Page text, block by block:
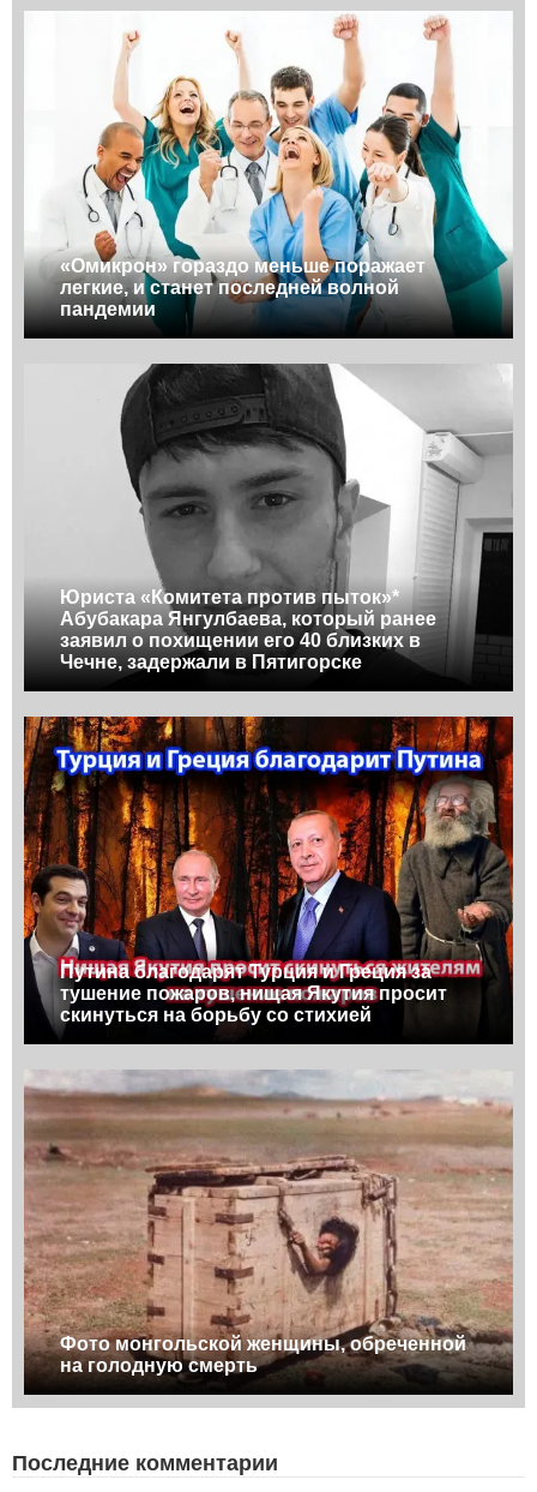
«Омикрон» гораздо меньше поражает
легкие, и станет последней волной
пандемии
Юриста «Комитета против пыток»*
Абубакара Янгулбаева, который ранее
заявил о похищении его 40 близких в
Чечне, задержали в Пятигорске
Путина благодарят Турция и Греция за
тушение пожаров, нищая Якутия просит
скинуться на борьбу со стихией
Фото монгольской женщины, обреченной
на голодную смерть
Последние комментарии